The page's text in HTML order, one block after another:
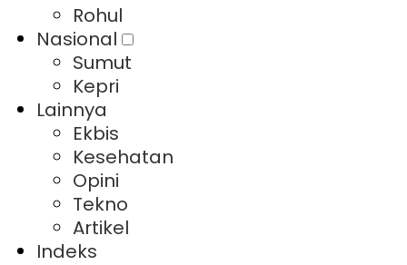
Rohul
Nasional
Sumut
Kepri
Lainnya
Ekbis
Kesehatan
Opini
Tekno
Artikel
Indeks